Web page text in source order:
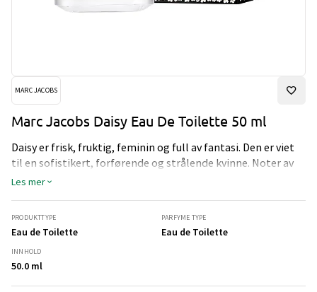
MARC JACOBS
Marc Jacobs Daisy Eau De Toilette 50 ml
Daisy er frisk, fruktig, feminin og full av fantasi. Den er viet
til en sofistikert, forførende og strålende kvinne. Noter av
markjordbær, sjasminblomst og grapefrukt, samt hint av
Les mer
PRODUKTTYPE
Eau de Toilette
PARFYME TYPE
Eau de Toilette
INNHOLD
50.0 ml